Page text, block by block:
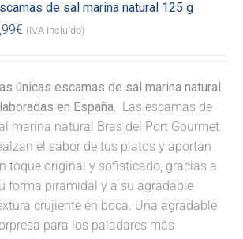
de sal marina natural 125 g
€ (IVA incluido)
únicas escamas de sal marina natural
en España. Las escamas de
marina natural Bras del Port Gourmet
el sabor de tus platos y aportan
toque original y sofisticado, gracias a
forma piramidal y a su agradable
crujiente en boca. Una agradable
para los paladares más